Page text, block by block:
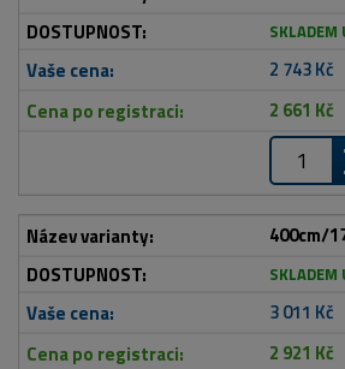
SKLADEM
2 743 Kč
2 661 Kč
400cm/
SKLADEM
3 011 Kč
2 921 Kč